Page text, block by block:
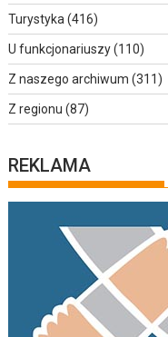
Turystyka (416)
U funkcjonariuszy(110)
Z naszego archiwum (311)
Z regionu (87)
REKLAMA